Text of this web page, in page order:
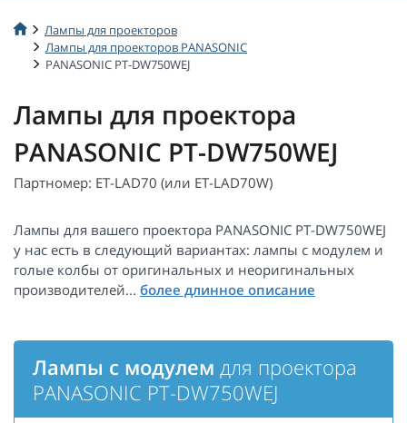
Лампы для проекторов
Лампы для проекторов PANASONIC
PANASONIC PT-DW750WEJ
Лампы для проектора
PANASONIC PT-DW750WEJ
Партномер: ET-LAD70 (или ET-LAD70W)
Лампы для вашего проектора PANASONIC PT-DW750WEJ
у нас есть в следующий вариантах: лампы с модулем и
голые колбы от оригинальных и неоригинальных
производителей...
Лампы с модулем для проектора
PANASONIC PT-DW750WEJ